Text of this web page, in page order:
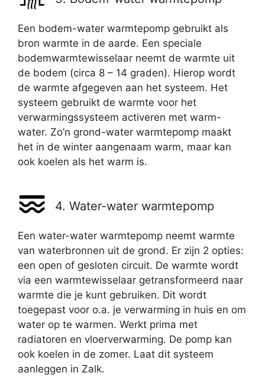
Een bodem-water warmtepomp gebruikt als
bron warmte in de aarde. Een speciale
bodemwarmtewisselaar neemt de warmte uit
de bodem (circa 8 – 14 graden). Hierop wordt
de warmte afgegeven aan het systeem. Het
systeem gebruikt de warmte voor het
verwarmingssysteem activeren met warm-
water. Zo’n grond-water warmtepomp maakt
het in de winter aangenaam warm, maar kan
ook koelen als het warm is.
4. Water-water warmtepomp
Een water-water warmtepomp neemt warmte
van waterbronnen uit de grond. Er zijn 2 opties:
een open of gesloten circuit. De warmte wordt
via een warmtewisselaar getransformeerd naar
warmte die je kunt gebruiken. Dit wordt
toegepast voor o.a. je verwarming in huis en om
water op te warmen. Werkt prima met
radiatoren en vloerverwarming. De pomp kan
ook koelen in de zomer. Laat dit systeem
aanleggen in Zalk.